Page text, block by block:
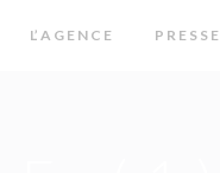
L’ A G E N C E P R E S S E